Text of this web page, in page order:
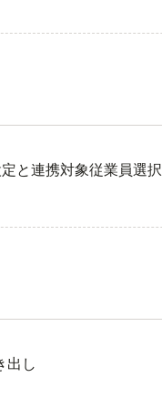
と連携対象従業員選択
出し